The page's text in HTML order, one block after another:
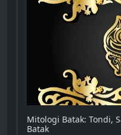
Mitologi Batak: Tondi,
Batak